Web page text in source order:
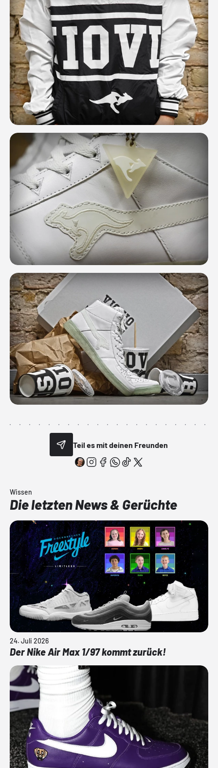
Teil es mit deinen Freunden
Wissen
Die letzten News & Gerüchte
24. Juli 2026
Der Nike Air Max 1/97 kommt zurück!